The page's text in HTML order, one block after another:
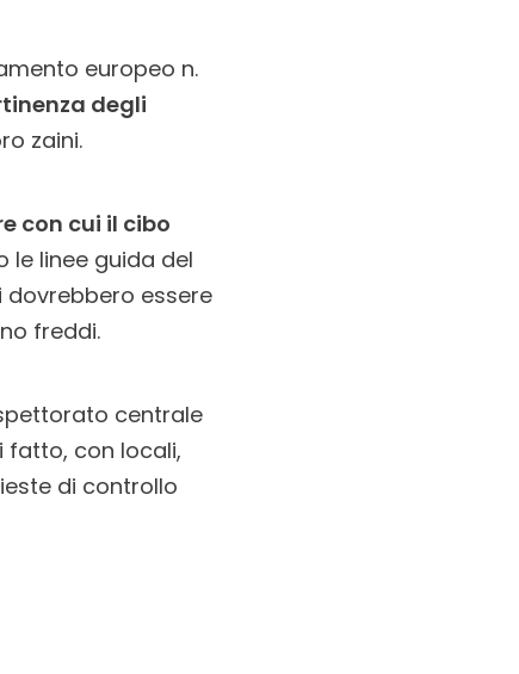
europeo n.
degli
zaini.
con cui il cibo
le linee guida del
dovrebbero essere
freddi.
centrale
fatto, con locali,
di controllo